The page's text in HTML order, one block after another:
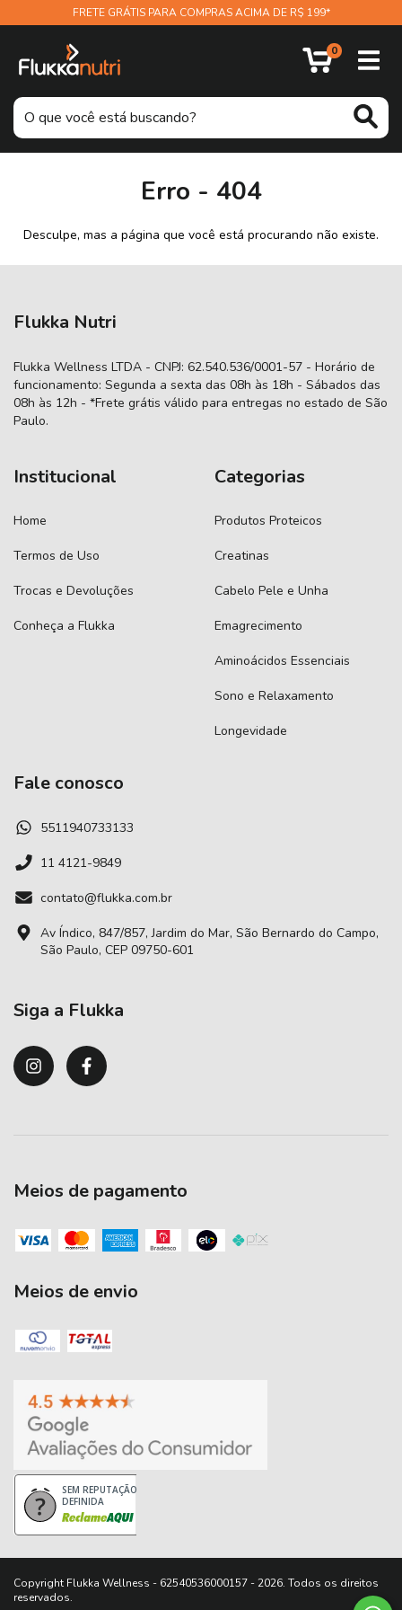
FRETE GRÁTIS PARA COMPRAS ACIMA DE R$ 199*
0
Erro - 404
Desculpe, mas a página que você está procurando não existe.
Flukka Nutri
Flukka Wellness LTDA - CNPJ: 62.540.536/0001-57 - Horário de
funcionamento: Segunda a sexta das 08h às 18h - Sábados das
08h às 12h - *Frete grátis válido para entregas no estado de São
Paulo.
Institucional
Home
Termos de Uso
Trocas e Devoluções
Conheça a Flukka
Categorias
Produtos Proteicos
Creatinas
Cabelo Pele e Unha
Emagrecimento
Aminoácidos Essenciais
Sono e Relaxamento
Longevidade
Fale conosco
5511940733133
11 4121-9849
contato@flukka.com.br
Av Índico, 847/857, Jardim do Mar, São Bernardo do Campo,
São Paulo, CEP 09750-601
Siga a Flukka
Meios de pagamento
Meios de envio
SEM REPUTAÇÃO
DEFINIDA
Copyright Flukka Wellness - 62540536000157 - 2026. Todos os direitos
reservados.